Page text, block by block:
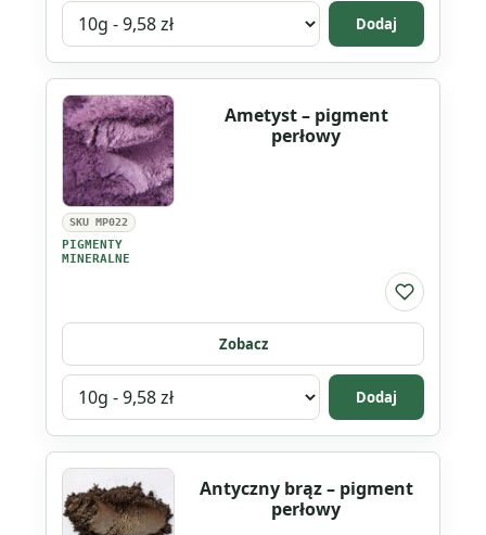
Wybierz
wariant
produktu
Alpejski
dzwonek
-
pigment
perłowy
Dodaj
SKU MP022
PIGMENTY
MINERALNE
Ametyst – pigment
perłowy
Do listy
Zobacz
Wybierz
wariant
produktu
Ametyst
-
pigment
Dodaj
Antyczny brąz – pigment
perłowy